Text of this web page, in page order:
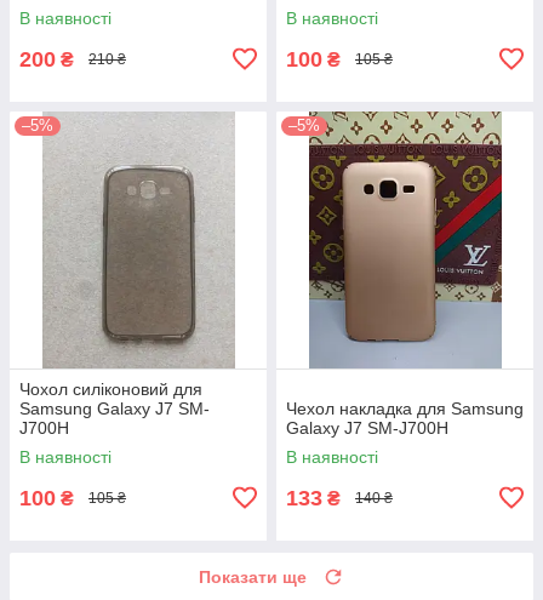
В наявності
200 ₴ 210 ₴
В наявності
100 ₴ 105 ₴
–5%
Чохол силіконовий для
Samsung Galaxy J7 SM-
J700H
В наявності
100 ₴ 105 ₴
–5%
Чехол накладка для Samsung
Galaxy J7 SM-J700H
В наявності
133 ₴ 140 ₴
Показати ще